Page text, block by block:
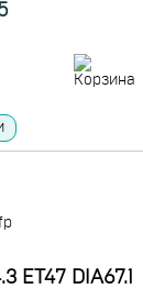
ET47 DIA67.1